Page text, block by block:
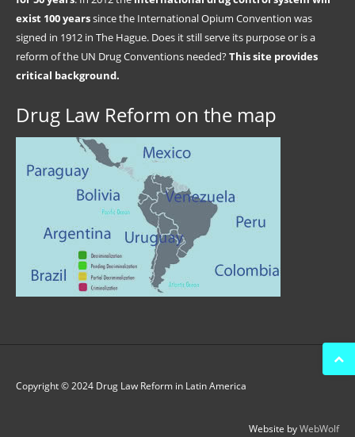
exist 100 yearssince the International Opium Convention was
signed in 1912 in The Hague. Does it still serve its purpose or is a
reform of the UN Drug Conventions needed?This site provides
critical background.
Drug Law Reform on the map
Copyright © 2024 Drug Law Reform in Latin America
Website byWebWolf